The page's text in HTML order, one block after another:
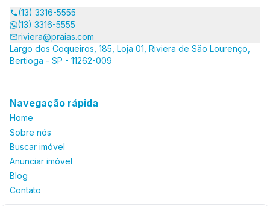
(13) 3316-5555
(13) 3316-5555
riviera@praias.com
Largo dos Coqueiros, 185, Loja 01, Riviera de São Lourenço,
Bertioga - SP - 11262-009
Navegação rápida
Home
Sobre nós
Buscar imóvel
Anunciar imóvel
Blog
Contato